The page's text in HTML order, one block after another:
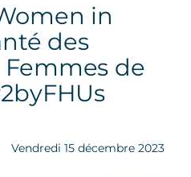
in
des
de
Vendredi 15 décembre 2023